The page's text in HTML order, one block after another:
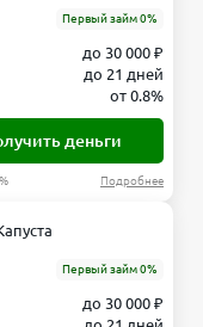
Первый займ 0%
до 30 000 ₽
до 21 дней
от 0.8%
деньги
Подробнее
Первый займ 0%
до 30 000 ₽